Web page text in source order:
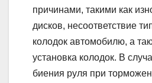
причинами, такими как
дисков, несоответствие
колодок автомобилю, а
установка колодок. В
биения руля при